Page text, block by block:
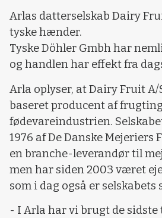
Arlas datterselskab Dairy
tyske hænder.
Tyske Döhler Gmbh har
og handlen har effekt fra
Arla oplyser, at Dairy Fruit A/
baseret producent af
fødevareindustrien.
1976 af De Danske Mejeriers
en branche-leverandør til
men har siden 2003 været
som i dag også er selskabets
- I Arla har vi brugt de